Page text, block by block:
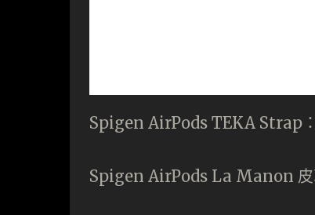
Spigen AirPods TEKA Strap
Spigen AirPods La Manon